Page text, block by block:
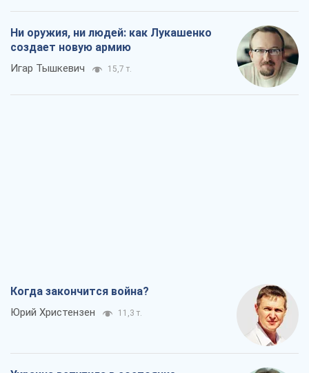
Ни оружия, ни людей: как Лукашенко
создает новую армию
Игар Тышкевич 15,7 т.
Когда закончится война?
Юрий Христензен 11,3 т.